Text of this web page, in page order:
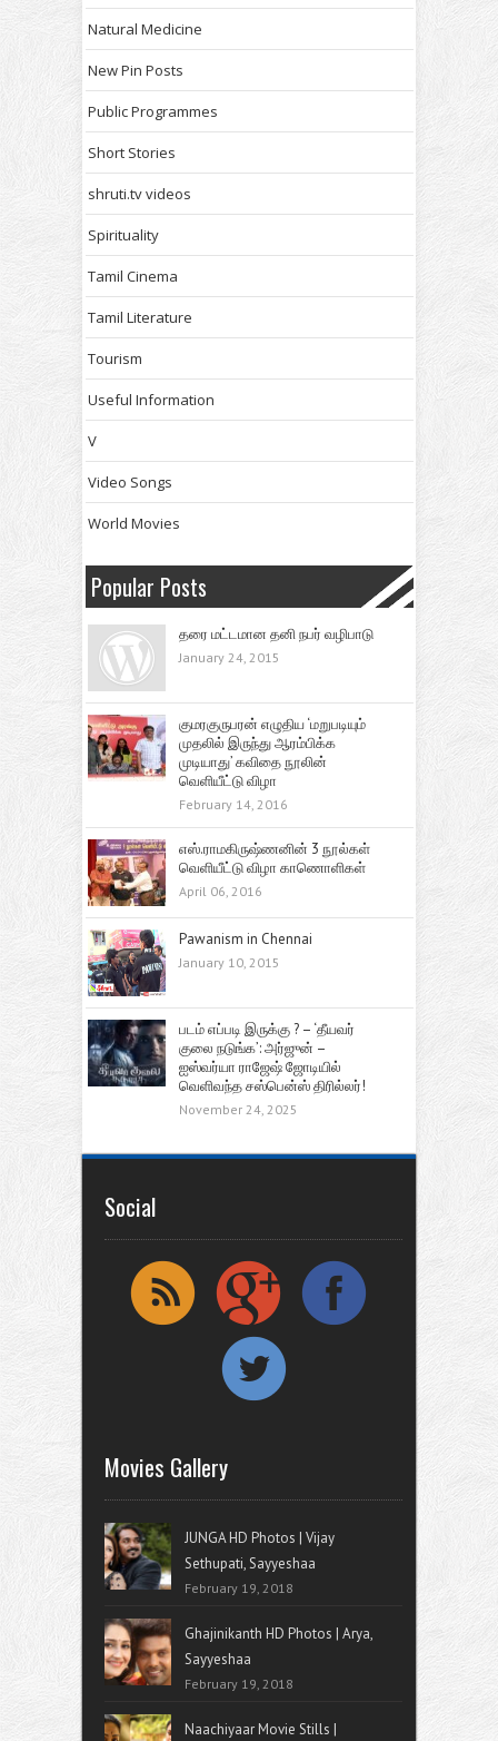
Natural Medicine
New Pin Posts
Public Programmes
Short Stories
shruti.tv videos
Spirituality
Tamil Cinema
Tamil Literature
Tourism
Useful Information
V
Video Songs
World Movies
Popular Posts
தரை மட்டமான தனி நபர் வழிபாடு
January 24, 2015
குமரகுருபரன் எழுதிய ‘மறுபடியும்
முதலில் இருந்து ஆரம்பிக்க
முடியாது’ கவிதை நூலின்
வெளியீட்டு விழா
February 14, 2016
எஸ்.ராமகிருஷ்ணனின் 3 நூல்கள்
வெளியீட்டு விழா காணொளிகள்
April 06, 2016
Pawanism in Chennai
January 10, 2015
படம் எப்படி இருக்கு ? – ‘தீயவர்
குலை நடுங்க’: அர்ஜுன் –
ஐஸ்வர்யா ராஜேஷ் ஜோடியில்
வெளிவந்த சஸ்பென்ஸ் திரில்லர்!
November 24, 2025
Social
Movies Gallery
JUNGA HD Photos | Vijay
Sethupati, Sayyeshaa
February 19, 2018
Ghajinikanth HD Photos | Arya,
Sayyeshaa
February 19, 2018
Naachiyaar Movie Stills |